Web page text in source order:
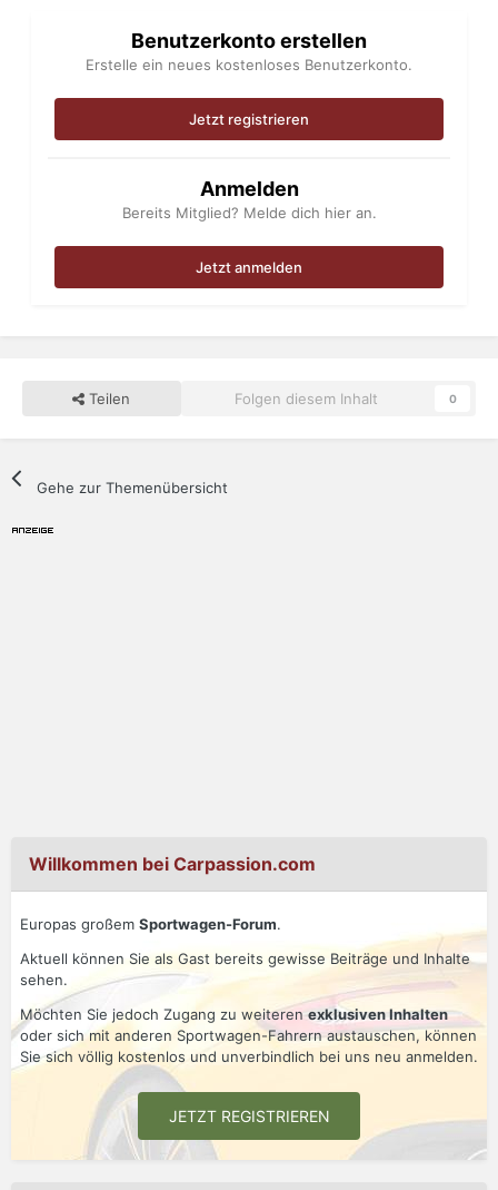
Benutzerkonto erstellen
Erstelle ein neues kostenloses Benutzerkonto.
Jetzt registrieren
Anmelden
Bereits Mitglied? Melde dich hier an.
Jetzt anmelden
Teilen Folgen diesem Inhalt 0
Gehe zur Themenübersicht
Willkommen bei Carpassion.com
Europas großem Sportwagen-Forum.
Aktuell können Sie als Gast bereits gewisse Beiträge und Inhalte
sehen.
Möchten Sie jedoch Zugang zu weiterenexklusiven Inhalten
oder sich mit anderen Sportwagen-Fahrern austauschen, können
Sie sich völlig kostenlos und unverbindlich bei uns neu anmelden.
JETZT REGISTRIEREN